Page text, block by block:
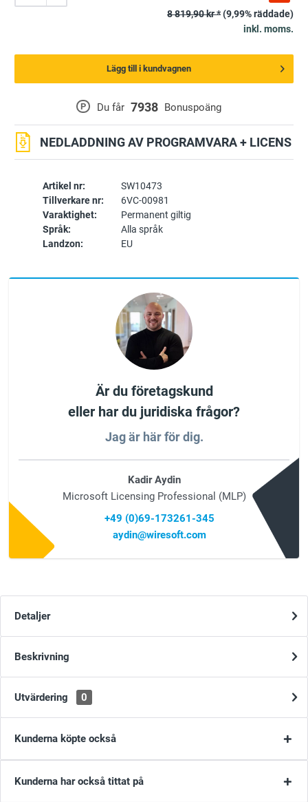
Artikel nr:
SW10473
Tillverkare nr:
6VC-00981
Varaktighet:
Permanent giltig
Språk:
Alla språk
Landzon:
EU
P Du får 7938 Bonuspoäng
NEDLADDNING AV PROGRAMVARA + LICENS
8 819,90 kr *(9,99% räddade)
inkl. moms.
Lägg till i kundvagnen
Är du företagskund
eller har du juridiska frågor?
Jag är här för dig.
Kadir Aydin
Microsoft Licensing Professional (MLP)
+49 (0)69-173261-345
aydin@wiresoft.com
Detaljer
Beskrivning
Utvärdering 0
Kunderna köpte också
Kunderna har också tittat på